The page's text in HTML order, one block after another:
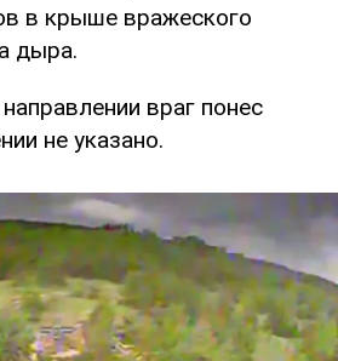
в крыше вражеского
дыра.
враг понес
не указано.